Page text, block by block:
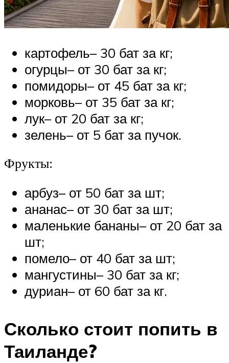
картофель– 30 бат за кг;
огурцы– от 30 бат за кг;
помидоры– от 45 бат за кг;
морковь– от 35 бат за кг;
лук– от 20 бат за кг;
зелень– от 5 бат за пучок.
Фрукты:
арбуз– от 50 бат за шт;
ананас– от 30 бат за шт;
маленькие бананы– от 20 бат за
шт;
помело– от 40 бат за шт;
мангустины– 30 бат за кг;
дуриан– от 60 бат за кг.
Сколько стоит попить в
Таиланде?